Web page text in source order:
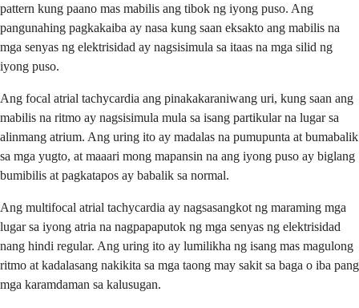
pattern kung paano mas mabilis ang tibok ng iyong puso. Ang
pangunahing pagkakaiba ay nasa kung saan eksakto ang mabilis na
mga senyas ng elektrisidad ay nagsisimula sa itaas na mga silid ng
iyong puso.
Ang focal atrial tachycardia ang pinakakaraniwang uri, kung saan ang
mabilis na ritmo ay nagsisimula mula sa isang partikular na lugar sa
alinmang atrium. Ang uring ito ay madalas na pumupunta at bumabalik
sa mga yugto, at maaari mong mapansin na ang iyong puso ay biglang
bumibilis at pagkatapos ay babalik sa normal.
Ang multifocal atrial tachycardia ay nagsasangkot ng maraming mga
lugar sa iyong atria na nagpapaputok ng mga senyas ng elektrisidad
nang hindi regular. Ang uring ito ay lumilikha ng isang mas magulong
ritmo at kadalasang nakikita sa mga taong may sakit sa baga o iba pang
mga karamdaman sa kalusugan.